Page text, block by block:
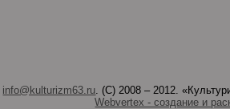
info@kulturizm63.ru. (C) 2008 – 2012.
Webvertex - создание и